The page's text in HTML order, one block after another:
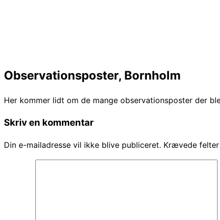
Observationsposter, Bornholm
Her kommer lidt om de mange observationsposter der
Skriv en kommentar
Din e-mailadresse vil ikke blive publiceret. Krævede